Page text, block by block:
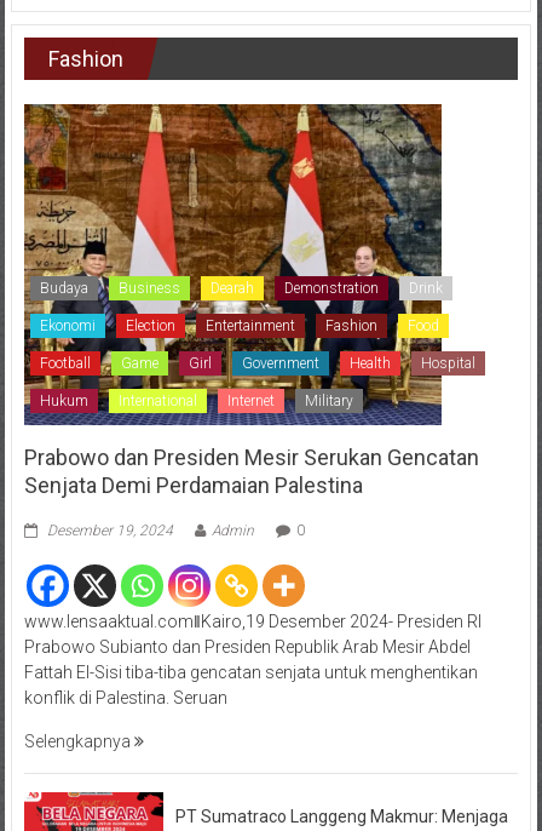
Fashion
Budaya Business Dearah Demonstration Drink
Ekonomi Election Entertainment Fashion Food
Football Game Girl Government Health Hospital
Hukum International Internet Military
Prabowo dan Presiden Mesir Serukan Gencatan
Senjata Demi Perdamaian Palestina
Desember 19, 2024 Admin 0
www.lensaaktual.comǁKairo,19 Desember 2024- Presiden RI
Prabowo Subianto dan Presiden Republik Arab Mesir Abdel
Fattah El-Sisi tiba-tiba gencatan senjata untuk menghentikan
konflik di Palestina. Seruan
Selengkapnya
PT Sumatraco Langgeng Makmur: Menjaga